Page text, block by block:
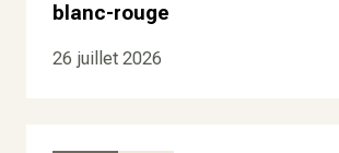
blanc-rouge
26 juillet 2026